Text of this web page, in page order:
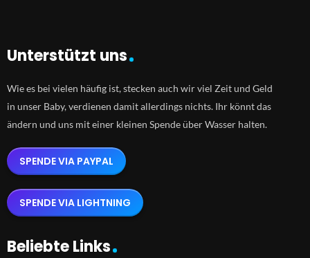
Unterstützt uns
Wie es bei vielen häufig ist, stecken auch wir viel Zeit und Geld
in unser Baby, verdienen damit allerdings nichts. Ihr könnt das
ändern und uns mit einer kleinen Spende über Wasser halten.
SPENDE VIA PAYPAL
SPENDE VIA LIGHTNING
Beliebte Links